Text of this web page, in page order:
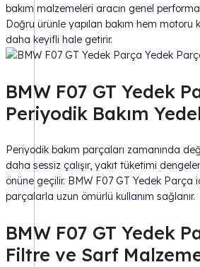
bakım malzemeleri aracın genel
Doğru ürünle yapılan bakım hem motoru
daha keyifli hale getirir.
BMW F07 GT Yedek
Periyodik Bakım
Periyodik bakım parçaları zamanında
daha sessiz çalışır, yakıt tüketimi
önüne geçilir. BMW F07 GT Yedek Parça
parçalarla uzun ömürlü kullanım sağlanır.
BMW F07 GT Yedek
Filtre ve Sarf